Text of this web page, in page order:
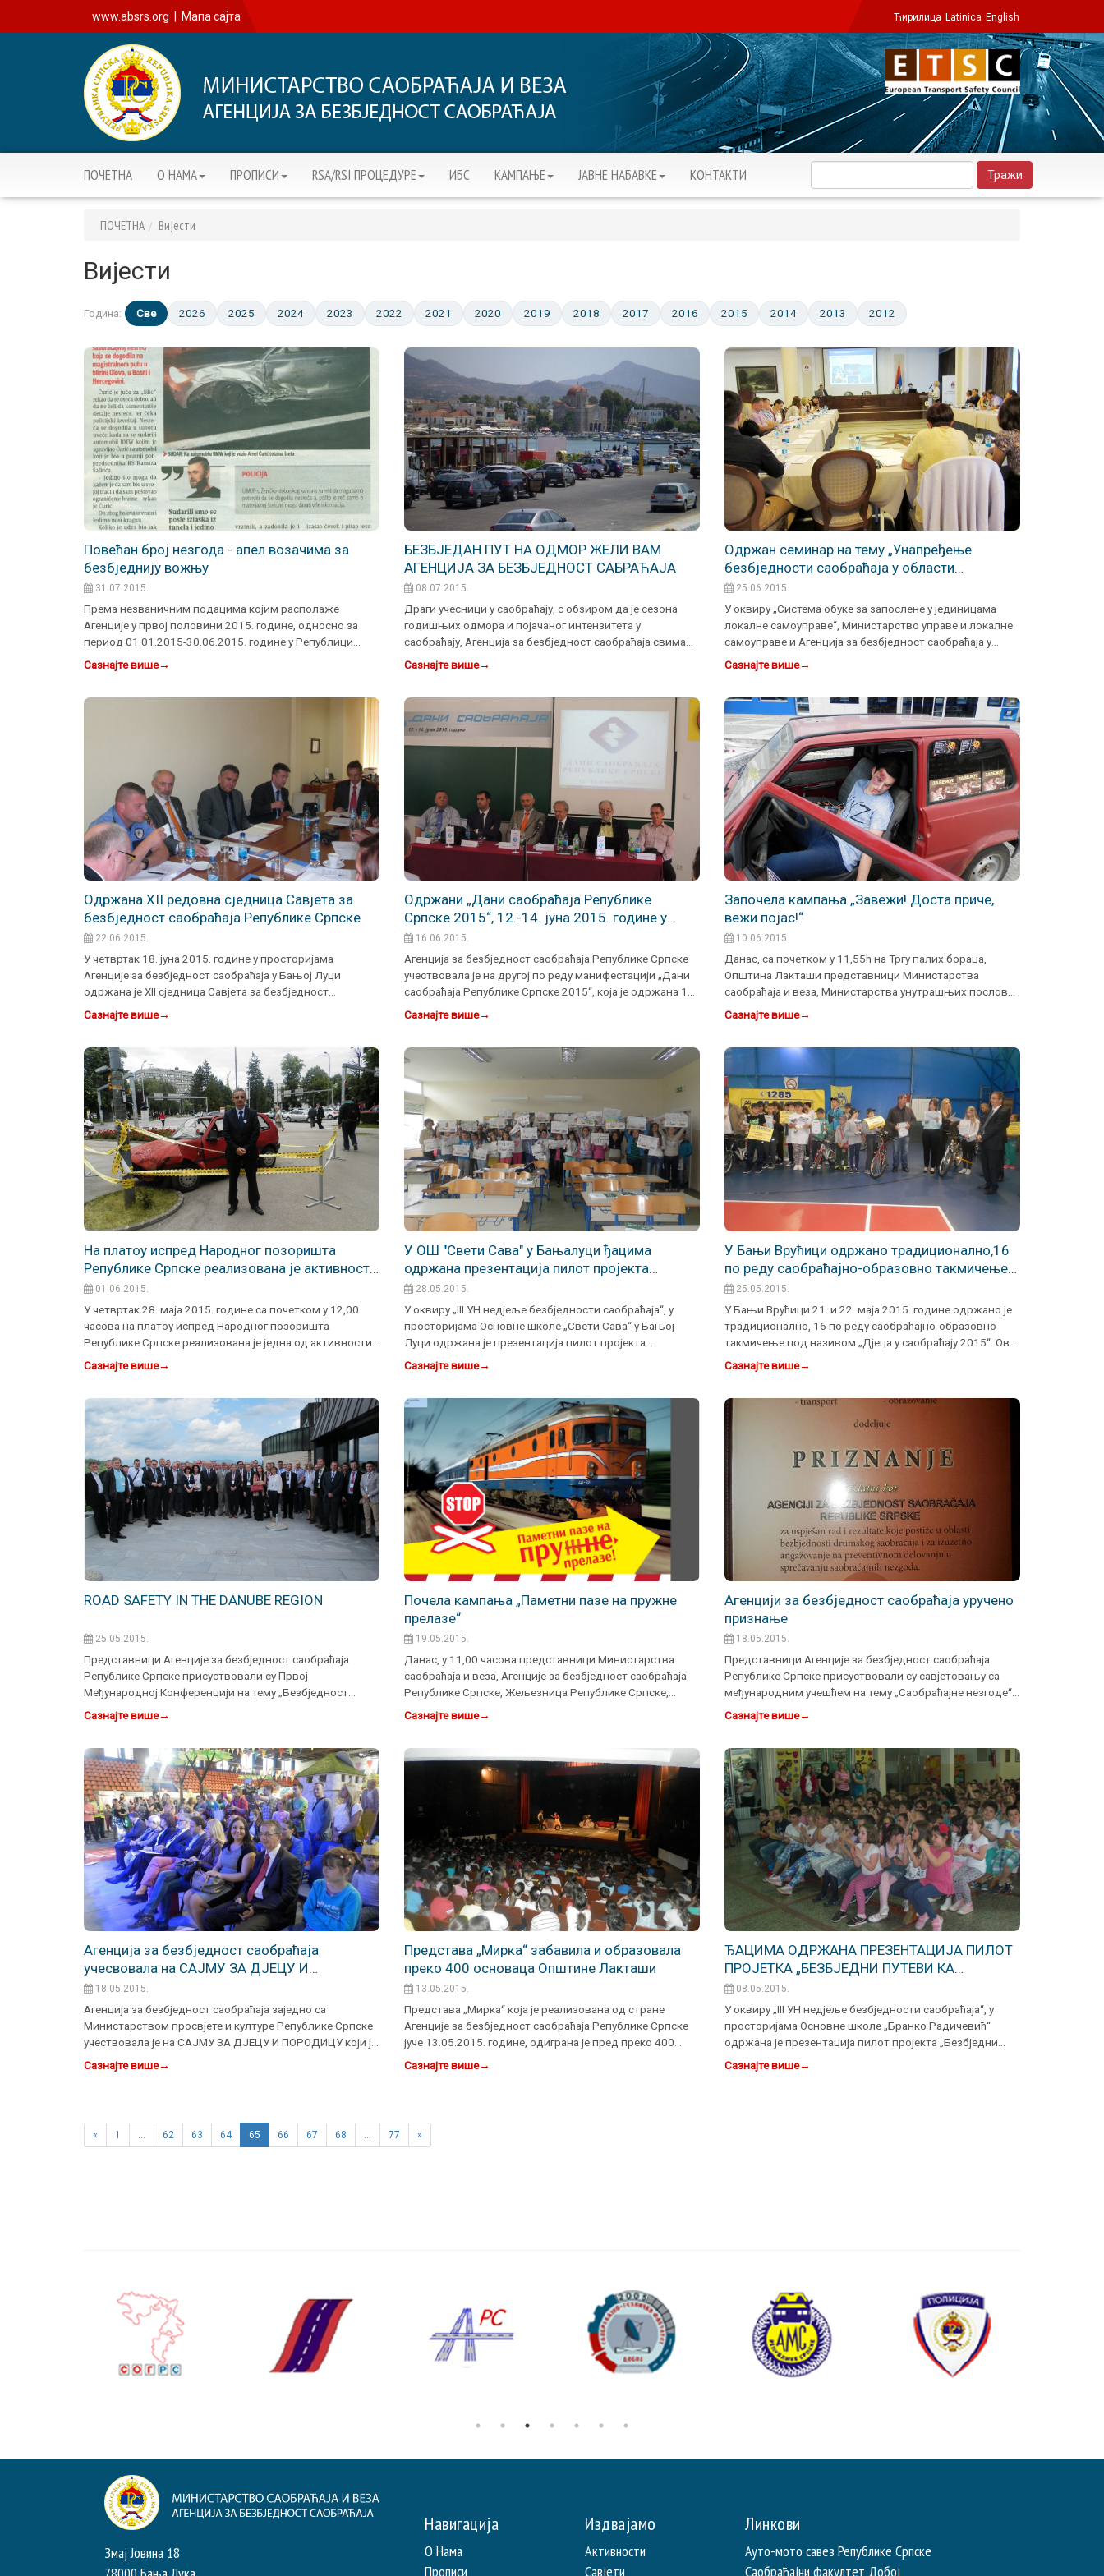
www.absrs.org Мапа сајта Ћирилица Latinica English
ПОЧЕТНА О НАМА ПРОПИСИ RSA/RSI ПРОЦЕДУРЕ ИБС KАМПАЊЕ ЈАВНЕ НАБАВКЕ КОНТАКТИ
ПОЧЕТНА Вијести
Вијести
Година: Све 2026 2025 2024 2023 2022 2021 2020 2019 2018 2017 2016 2015 2014 2013 2012
Повећан број незгода - апел возачима за
безбједнију вожњу
31.07.2015.
Према незваничним подацима којим располаже
Агенције у првој половини 2015. године, односно за
период 01.01.2015-30.06.2015. године у Републици
Српској десиле су…
Сазнајте више→
БЕЗБЈЕДАН ПУТ НА ОДМОР ЖЕЛИ ВАМ
АГЕНЦИЈА ЗА БЕЗБЈЕДНОСТ САБРАЋАЈА
08.07.2015.
Драги учесници у саобраћају, с обзиром да је сезона
годишњих одмора и појачаног интензитета у
саобраћају, Агенција за безбједност саобраћаја свима
Вама жели без…
Сазнајте више→
Oдржан семинар на тему „Унапређење
безбједности саобраћаја у области
планирања и уређења простора у Републици
Српској“.
25.06.2015.
У оквиру „Система обуке за запослене у јединицама
локалне самоуправе“, Министарство управе и локалне
самоуправе и Агенција за безбједност саобраћаја у
сарадњи с…
Сазнајте више→
Одржана XII редовна сједница Сaвјета за
безбједност саобраћаја Републике Српске
22.06.2015.
У четвртак 18. јуна 2015. године у просторијама
Агенције за безбједност саобраћаја у Бањој Луци
одржана је ХII сједница Савјета за безбједност
саобраћаја Републ…
Сазнајте више→
Одржани „Дани саобраћаја Републике
Српске 2015“, 12.-14. јуна 2015. године у
Граду Добоју
16.06.2015.
Агенција за безбједност саобраћаја Републике Српске
учествовала је на другој по реду манифестацији „Дани
саобраћаја Републике Српске 2015“, која је одржана 12.-
…
Сазнајте више→
Започела кампања „Завежи! Доста приче,
вежи појас!“
10.06.2015.
Данас, са почетком у 11,55h на Тргу палих бораца,
Општина Лакташи представници Министарства
саобраћаја и веза, Министарства унутрашњих послова,
Агенције за безб…
Сазнајте више→
На платоу испред Народног позоришта
Републике Српске реализована је активност у
оквиру кампање „Не куцај да се неби
закуцао“
01.06.2015.
У четвртак 28. маја 2015. године са почетком у 12,00
часова на платоу испред Народног позоришта
Републике Српске реализована је једна од активности у
оквиру кам…
Сазнајте више→
У ОШ "Свети Сава" у Бањалуци ђацима
одржана презентација пилот пројекта
"БЕЗБЈЕДНИ ПУТЕВИ ОД ШКОЛЕ ДО КУЋЕ“
28.05.2015.
У оквиру „III УН недјеље безбједности саобраћаја“, у
просторијама Основне школе „Свети Сава“ у Бањој
Луци одржана је презентација пилот пројекта
„Безбједни путе…
Сазнајте више→
У Бањи Врућици одржано традиционално,16
по реду саобраћајно-образовно такмичење
под називом „Дјеца у саобраћају 2015“
25.05.2015.
У Бањи Врућици 21. и 22. маја 2015. године одржано је
традиционално, 16 по реду саобраћајно-образовно
такмичење под називом „Дјеца у саобраћају 2015“. Ово
тради…
Сазнајте више→
ROAD SAFETY IN THE DANUBE REGION
25.05.2015.
Представници Агенције за безбједност саобраћаја
Републике Српске присуствовали су Првој
Међународној Конференцији на тему „Безбједност
саобраћаја у региону Дуна…
Сазнајте више→
Почела кампања „Паметни пазе на пружне
прелазе“
19.05.2015.
Данас, у 11,00 часова представници Министарства
саобраћаја и веза, Агенције за безбједност саобраћаја
Републике Српске, Жељезница Републике Српске,
Републичке и…
Сазнајте више→
Aгенцији за безбједност саобраћаја уручено
признање
18.05.2015.
Представници Агенције за безбједност саобраћаја
Републике Српске присуствовали су савјетовању са
међународним учешћем на тему „Саобраћајне незгоде“,
које се по …
Сазнајте више→
Агенција за безбједност саобраћаја
учесвовала на САЈМУ ЗА ДЈЕЦУ И
ПОРОДИЦУ
18.05.2015.
Агенција за безбједност саобраћаја заједно са
Министарством просвјете и културе Републике Српске
учествовала је на САЈМУ ЗА ДЈЕЦУ И ПОРОДИЦУ који је
одржан 16. …
Сазнајте више→
Представа „Мирка“ забавила и образовала
преко 400 основаца Општине Лакташи
13.05.2015.
Представа „Мирка“ која је реализована од стране
Агенције за безбједност саобраћаја Републике Српске
јуче 13.05.2015. године, одиграна је пред преко 400
основаца…
Сазнајте више→
ЂАЦИМА ОДРЖАНА ПРЕЗЕНТАЦИЈА ПИЛОТ
ПРОЈЕТКА „БЕЗБЈЕДНИ ПУТЕВИ КА
ОСНОВНОЈ ШКОЛИ БРАНКО РАДИЧЕВИЋ У
БАЊАЛУЦИ“
08.05.2015.
У оквиру „III УН недјеље безбједности саобраћаја“, у
просторијама Основне школе „Бранко Радичевић“
одржана је презентација пилот пројекта „Безбједни
путеви ка о…
Сазнајте више→
« 1 … 62 63 64 65 66 67 68 … 77 »
Змај Јовина 18
Навигација
О Нама
Прописи
Издвајамо
Активности
Савјети
Линкови
Ауто-мото савез Републике Српске
Саобраћајни факултет Добој